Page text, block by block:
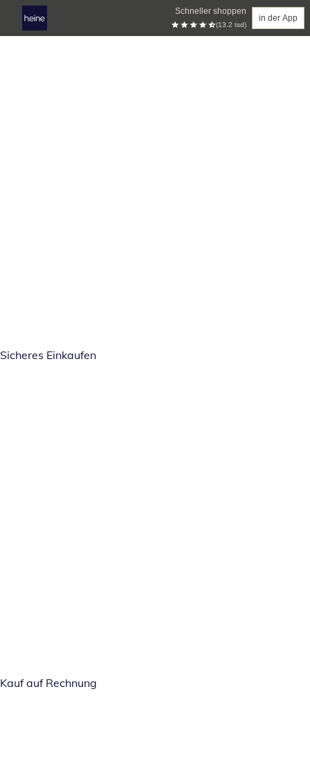
Schneller shoppen
(13.2 tsd)
in der App
Sicheres Einkaufen
Kauf auf Rechnung